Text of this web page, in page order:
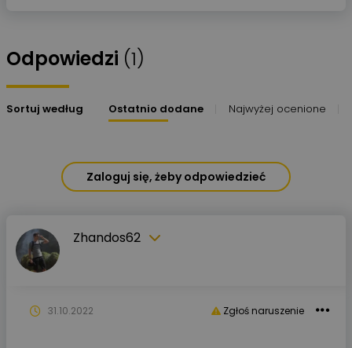
Odpowiedzi (1)
Sortuj według Ostatnio dodane Najwyżej ocenione
Zaloguj się, żeby odpowiedzieć
Zhandos62
Zgłoś naruszenie
31.10.2022